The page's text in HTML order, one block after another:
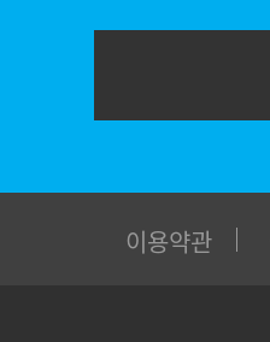
이용약관